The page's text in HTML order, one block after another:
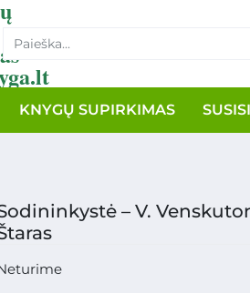
KNYGŲ SUPIRKIMAS
– V.